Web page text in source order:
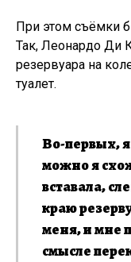
При этом съёмки
Так, Леонардо Ди
резервуара на
туалет.
Во-первых,
можно я
вставала,
краю
меня, и мне
смысле